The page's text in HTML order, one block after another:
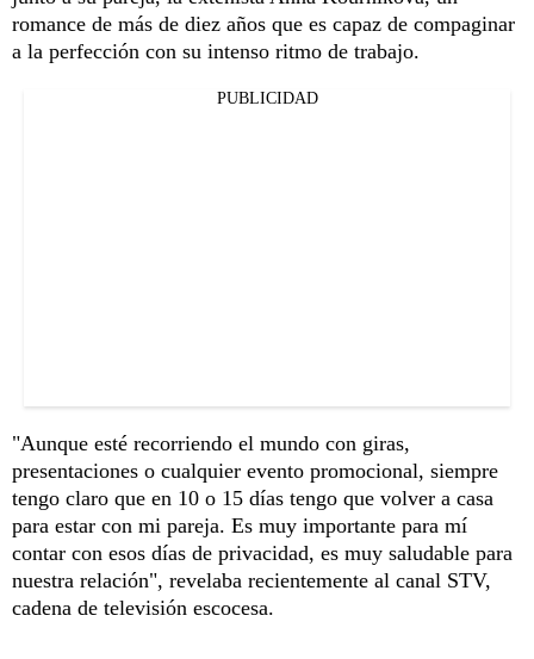
romance de más de diez años que es capaz de compaginar
a la perfección con su intenso ritmo de trabajo.
PUBLICIDAD
"Aunque esté recorriendo el mundo con giras,
presentaciones o cualquier evento promocional, siempre
tengo claro que en 10 o 15 días tengo que volver a casa
para estar con mi pareja. Es muy importante para mí
contar con esos días de privacidad, es muy saludable para
nuestra relación", revelaba recientemente al canal STV,
cadena de televisión escocesa.